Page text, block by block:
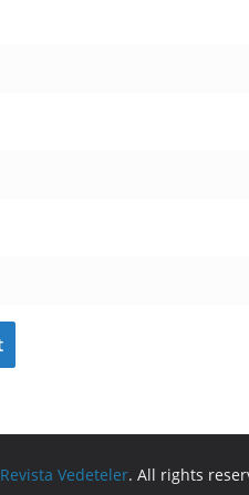
Revista Vedeteler. All rights